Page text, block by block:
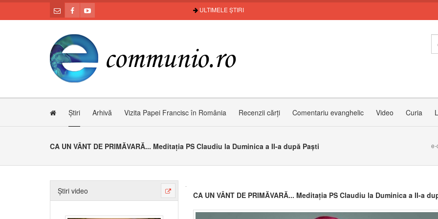
ULTIMELE ȘTIRI
Știri Arhivă Vizita Papei Francisc în România Recenzii cărți Comentariu evanghelic Video Curia
CA UN VÂNT DE PRIMĂVARĂ... Meditația PS Claudiu la Duminica a II-a după Paști e-
Știri video CA UN VÂNT DE PRIMĂVARĂ... Meditația PS Claudiu la Duminica a II-a